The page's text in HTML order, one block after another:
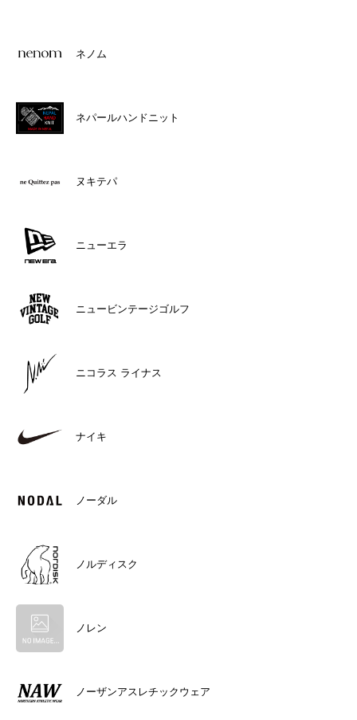
ネノム
ネパールハンドニット
ヌキテパ
ニューエラ
ニュービンテージゴルフ
ニコラス ライナス
ナイキ
ノーダル
ノルディスク
ノレン
ノーザンアスレチックウェア